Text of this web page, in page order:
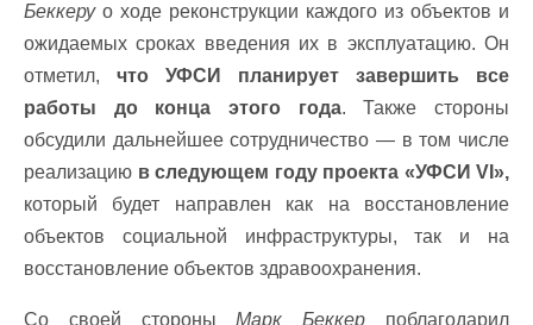
Беккеруо ходе реконструкции каждого из объектов и
ожидаемых сроках введения их в эксплуатацию. Он
отметил, что УФСИ планирует завершить все
работы до конца этого года. Также стороны
обсудили дальнейшее сотрудничество — в том числе
реализацию в следующем году проекта «УФСИ VІ»,
который будет направлен как на восстановление
объектов социальной инфраструктуры, так и на
восстановление объектов здравоохранения.
Со своей стороныМарк Беккер поблагодарил